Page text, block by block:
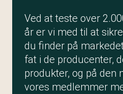
Ved at teste over
år er vi med til at
du finder på
fat i de producenter,
produkter, og på den
vores medlemmer